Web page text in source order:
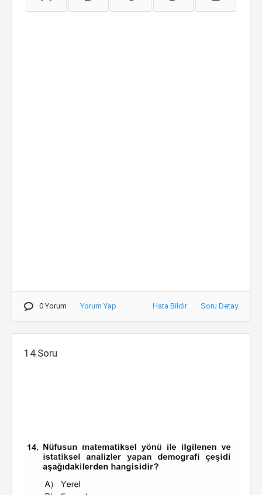
0 Yorum Yorum Yap Hata Bildir Soru Detay
14.Soru